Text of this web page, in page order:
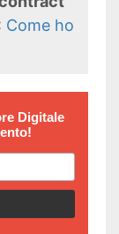
Come ho
Digitale